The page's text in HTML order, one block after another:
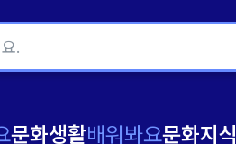
문화생활배워봐요문화지식